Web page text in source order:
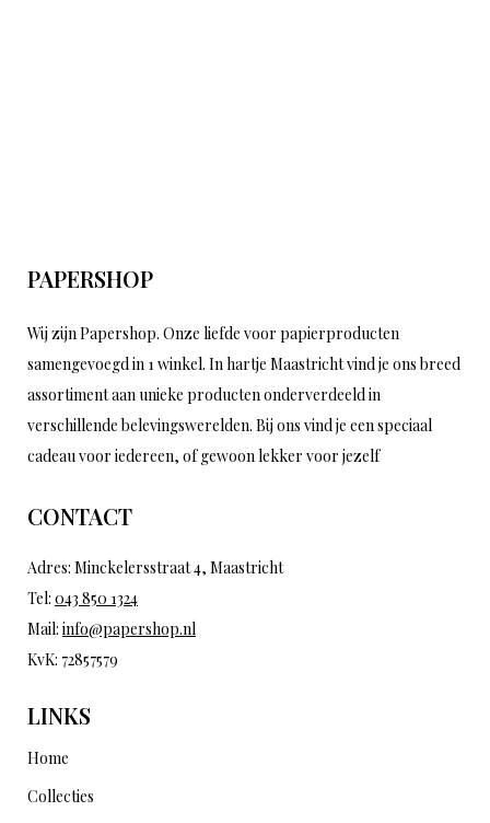
PAPERSHOP
Wij zijn Papershop. Onze liefde voor papierproducten
samengevoegd in 1 winkel. In hartje Maastricht vind je ons breed
assortiment aan unieke producten onderverdeeld in
verschillende belevingswerelden. Bij ons vind je een speciaal
cadeau voor iedereen, of gewoon lekker voor jezelf
CONTACT
Adres: Minckelersstraat 4, Maastricht
Tel: 043 850 1324
Mail: info@papershop.nl
KvK: 72857579
LINKS
Home
Collecties